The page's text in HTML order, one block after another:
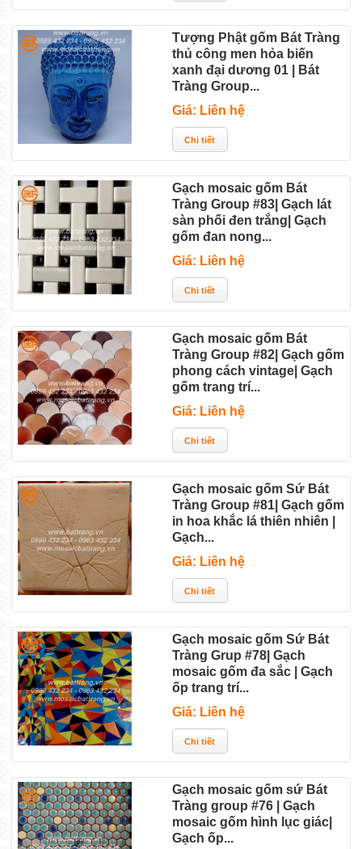
Tượng Phật gốm Bát Tràng
thủ công men hỏa biến
xanh đại dương 01 | Bát
Tràng Group...
Giá: Liên hệ
Gạch mosaic gốm Bát
Tràng Group #83| Gạch lát
sàn phối đen trắng| Gạch
gốm đan nong...
Giá: Liên hệ
Gạch mosaic gốm Bát
Tràng Group #82| Gạch gốm
phong cách vintage| Gạch
gốm trang trí...
Giá: Liên hệ
Gạch mosaic gốm Sứ Bát
Tràng Group #81| Gạch gốm
in hoa khắc lá thiên nhiên |
Gạch...
Giá: Liên hệ
Gạch mosaic gốm Sứ Bát
Tràng Grup #78| Gạch
mosaic gốm đa sắc | Gạch
ốp trang trí...
Giá: Liên hệ
Gạch mosaic gốm sứ Bát
Tràng group #76 | Gạch
mosaic gốm hình lục giác|
Gạch ốp...